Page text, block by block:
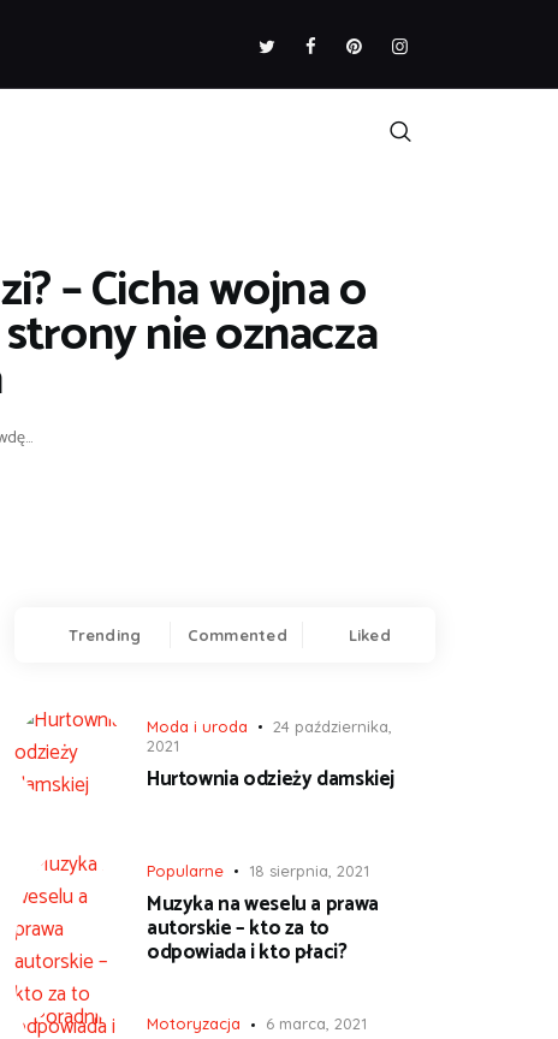
– Cicha wojna o
nie oznacza
Trending Commented Liked
Moda i uroda
24 października,
2021
Hurtownia odzieży damskiej
Popularne 18 sierpnia, 2021
Muzyka na weselu a prawa
autorskie – kto za to
odpowiada i kto płaci?
Motoryzacja 6 marca, 2021